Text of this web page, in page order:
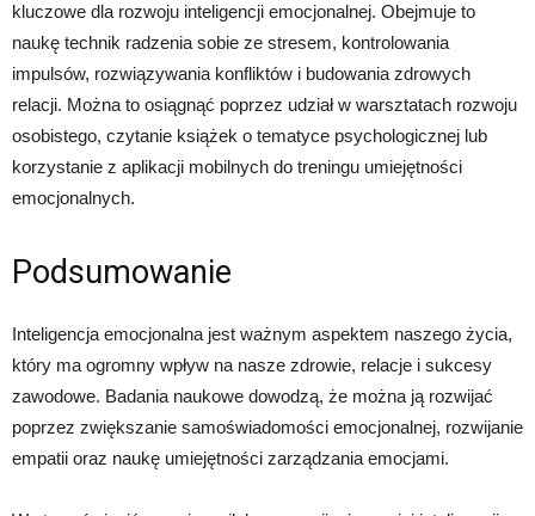
kluczowe dla rozwoju inteligencji emocjonalnej. Obejmuje to
naukę technik radzenia sobie ze stresem, kontrolowania
impulsów, rozwiązywania konfliktów i budowania zdrowych
relacji. Można to osiągnąć poprzez udział w warsztatach rozwoju
osobistego, czytanie książek o tematyce psychologicznej lub
korzystanie z aplikacji mobilnych do treningu umiejętności
emocjonalnych.
Podsumowanie
Inteligencja emocjonalna jest ważnym aspektem naszego życia,
który ma ogromny wpływ na nasze zdrowie, relacje i sukcesy
zawodowe. Badania naukowe dowodzą, że można ją rozwijać
poprzez zwiększanie samoświadomości emocjonalnej, rozwijanie
empatii oraz naukę umiejętności zarządzania emocjami.